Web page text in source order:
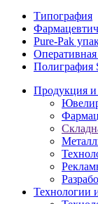
Типография
Pure-Pak
Полиграфия
Продукция и
Технологии